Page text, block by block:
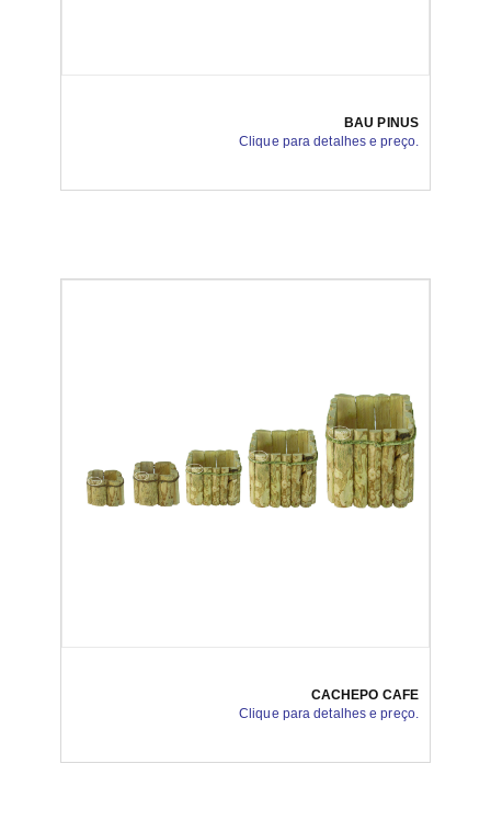
BAU PINUS
Clique para detalhes e preço.
CACHEPO CAFE
Clique para detalhes e preço.